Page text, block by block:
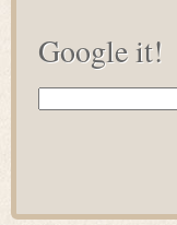
Google it!
Search